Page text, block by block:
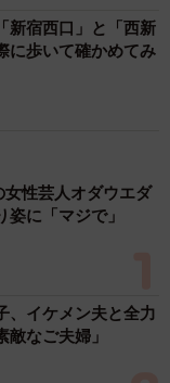
捨て自体は減ら
むようになった
の発信内容に圧
た」
新宿西口」と「西新
歩いて確かめてみ
女性芸人オダウエダ
に「マジで」
、イケメン夫と全力
なご夫婦」